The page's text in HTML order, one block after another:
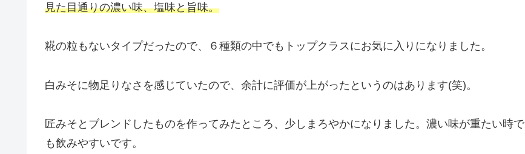
見た目通りの濃い味、塩味と旨味。
糀の粒もないタイプだったので、６種類の中でもトップクラスにお気に入りになりました。
白みそに物足りなさを感じていたので、余計に評価が上がったというのはあります(笑)。
匠みそとブレンドしたものを作ってみたところ、少しまろやかになりました。濃い味が重たい時で
も飲みやすいです。